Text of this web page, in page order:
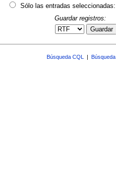
Sólo las entradas seleccionadas:
Guardar registros:
Guardar
Búsqueda CQL